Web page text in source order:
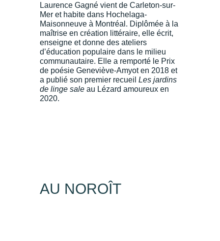
Laurence Gagné vient de Carleton-sur-
Mer et habite dans Hochelaga-
Maisonneuve à Montréal. Diplômée à la
maîtrise en création littéraire, elle écrit,
enseigne et donne des ateliers
d’éducation populaire dans le milieu
communautaire. Elle a remporté le Prix
de poésie Geneviève-Amyot en 2018 et
a publié son premier recueil Les jardins
de linge saleau Lézard amoureux en
2020.
AU NOROÎT